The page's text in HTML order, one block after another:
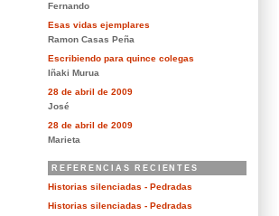
Fernando
Esas vidas ejemplares
Ramon Casas Peña
Escribiendo para quince colegas
Iñaki Murua
28 de abril de 2009
José
28 de abril de 2009
Marieta
REFERENCIAS RECIENTES
Historias silenciadas - Pedradas
Historias silenciadas - Pedradas